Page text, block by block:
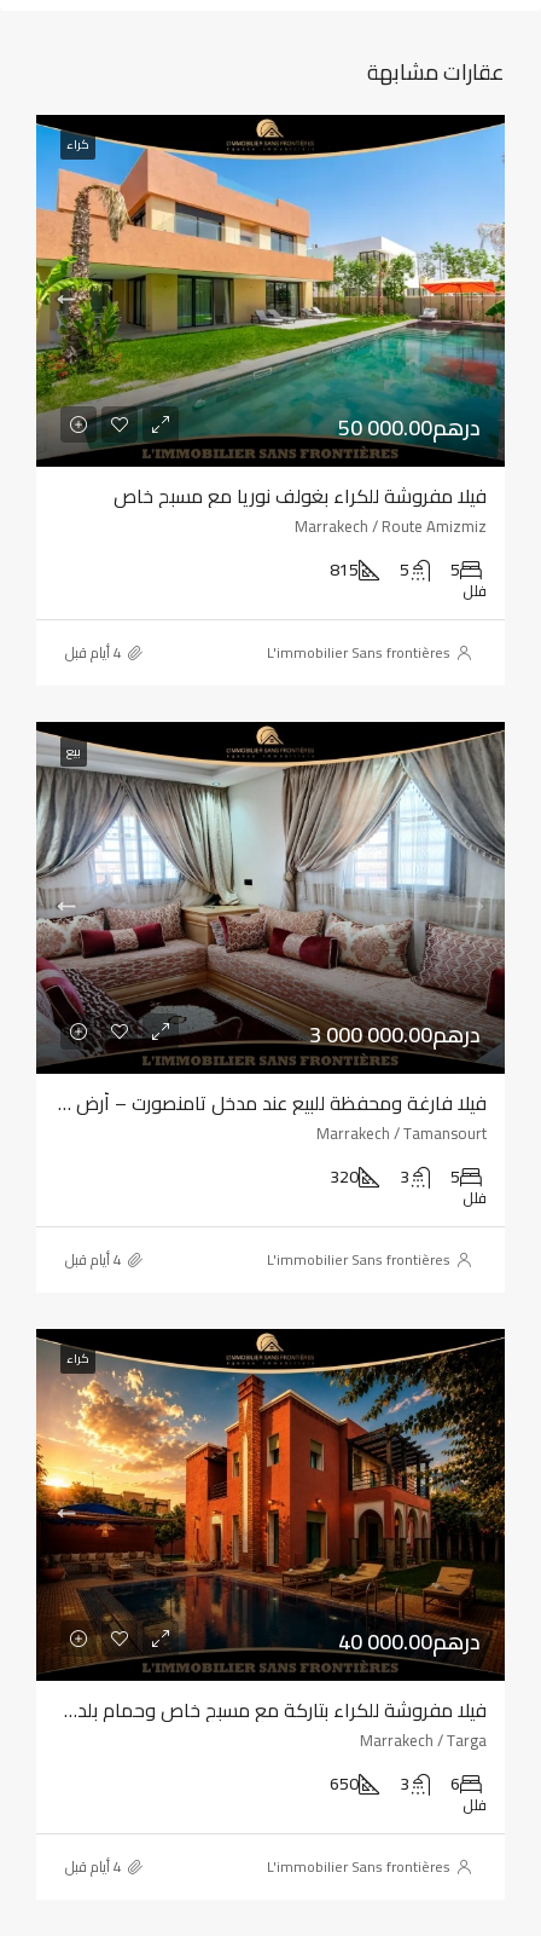
عقارات مشابهة
كراء
50 000.00درهم
فيلا مفروشة للكراء بغولف نوريا مع مسبح خاص
Marrakech / Route Amizmiz
5
5
815
فلل
L'immobilier Sans frontières
بيع
3 000 000.00درهم
فيلا فارغة ومحفظة للبيع عند مدخل تامنصورت – أرض بمساحة 320 مترًا مربعًا – أربع واجهات
Marrakech / Tamansourt
5
3
320
فلل
L'immobilier Sans frontières
كراء
40 000.00درهم
فيلا مفروشة للكراء بتاركة مع مسبح خاص وحمام بلدي وساونا
Marrakech / Targa
6
3
650
فلل
L'immobilier Sans frontières